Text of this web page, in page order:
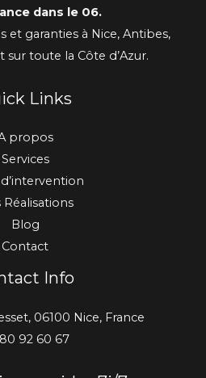
dans le 06.
et garanties à Nice, Antibes,
sur toute la Côte d’Azur.
Links
propos
Services
Réalisations
Blog
Contact
Info
06100 Nice, France
92 60 67